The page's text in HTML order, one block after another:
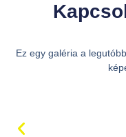
Ez egy galéria a